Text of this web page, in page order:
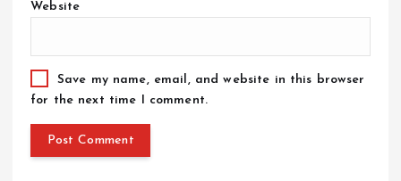
Website
Save my name, email, and website in this browser
for the next time I comment.